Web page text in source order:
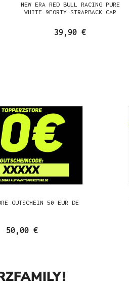
NEW ERA RED BULL RACING PURE
WHITE 9FORTY STRAPBACK CAP
39,90 €
GUTSCHEIN 50 EUR DE
50,00 €